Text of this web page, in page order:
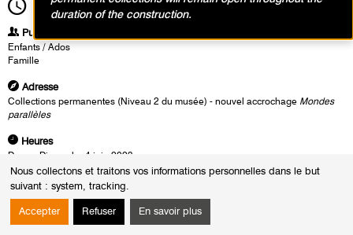
Nous collectons et traitons vos informations personnelles dans le but
suivant : system, tracking.
Accepter Refuser En savoir plus
14h30 1h00
Publics
Enfants / Ados
Famille
Adresse
Collections permanentes (Niveau 2 du musée) - nouvel accrochage Mondes
parallèles
Heures
Du :
Dimanche 4 juin 2023
au :
Dimanche 18 juin 2023
Le :
Dimanche 18 juin 2023 de 14h30 à 15h30
Visite-lecture en famille (enfant(s) accompagné(s) d'un parent), à partir de
duration of the construction.